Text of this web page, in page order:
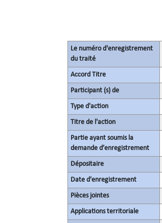
Le numéro d'enregistrement
du traité
Accord Titre
Participant (s) de
Type d'action
Titre de l'action
Partie ayant soumis la
demande d’enregistrement
Dépositaire
Date d'enregistrement
Pièces jointes
Applications territoriale